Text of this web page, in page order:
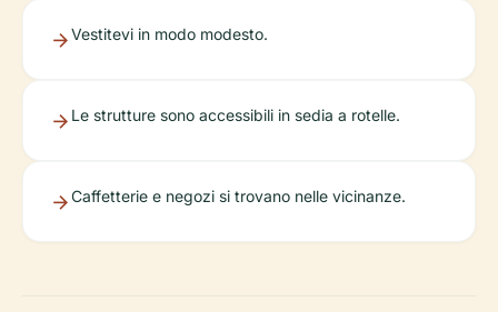
Vestitevi in modo modesto.
Le strutture sono accessibili in sedia a rotelle.
Caffetterie e negozi si trovano nelle vicinanze.